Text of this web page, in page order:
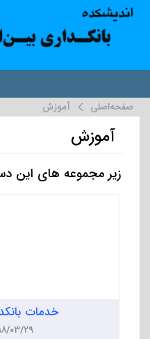
صفحه‌اصلی آموزش
آموزش
زیر مجموعه های این
خدمات
۱۳۹۸/۰۳/۲۹ -